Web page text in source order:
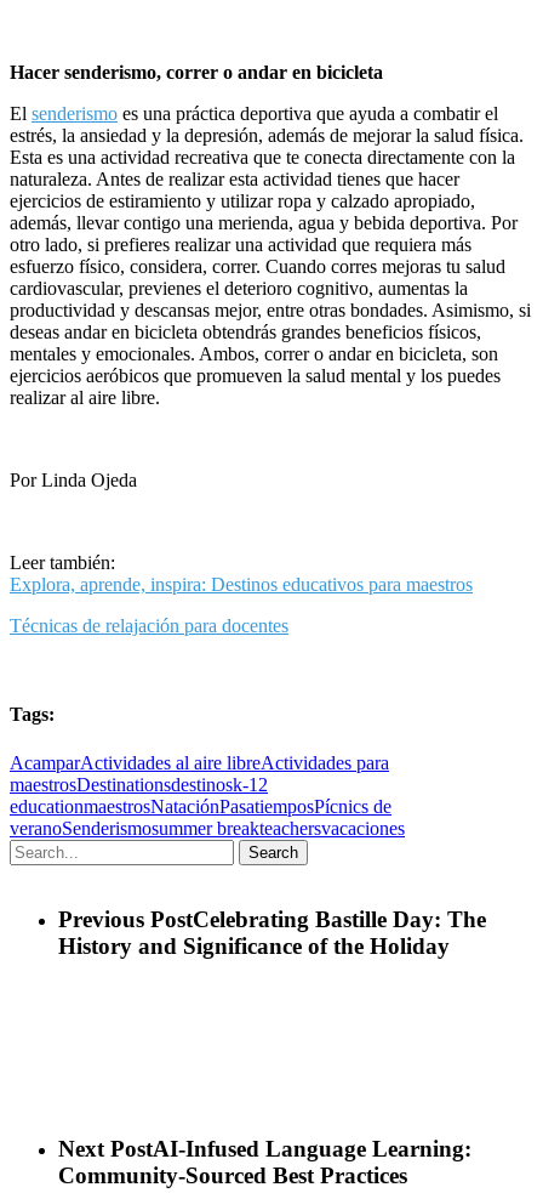
Hacer senderismo, correr o andar en bicicleta
El senderismo es una práctica deportiva que ayuda a combatir el
estrés, la ansiedad y la depresión, además de mejorar la salud física.
Esta es una actividad recreativa que te conecta directamente con la
naturaleza. Antes de realizar esta actividad tienes que hacer
ejercicios de estiramiento y utilizar ropa y calzado apropiado,
además, llevar contigo una merienda, agua y bebida deportiva. Por
otro lado, si prefieres realizar una actividad que requiera más
esfuerzo físico, considera, correr. Cuando corres mejoras tu salud
cardiovascular, previenes el deterioro cognitivo, aumentas la
productividad y descansas mejor, entre otras bondades. Asimismo, si
deseas andar en bicicleta obtendrás grandes beneficios físicos,
mentales y emocionales. Ambos, correr o andar en bicicleta, son
ejercicios aeróbicos que promueven la salud mental y los puedes
realizar al aire libre.
Por Linda Ojeda
Leer también:
Explora, aprende, inspira: Destinos educativos para maestros
Técnicas de relajación para docentes
Tags:
AcamparActividades al aire libreActividades para
maestrosDestinationsdestinosk-12
educationmaestrosNataciónPasatiemposPícnics de
veranoSenderismosummer breakteachersvacaciones
Search
Previous PostCelebrating Bastille Day: The
History and Significance of the Holiday
Next PostAI-Infused Language Learning:
Community-Sourced Best Practices